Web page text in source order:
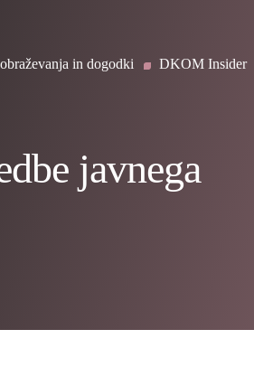
in dogodki DKOM Insider
javnega